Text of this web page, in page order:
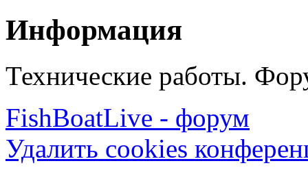
Информация
Технические работы.
FishBoatLive - форум
Удалить cookies